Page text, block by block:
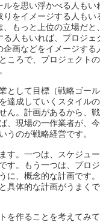
ルを思い浮かべる人も
りをイメージする人もい
、もっと上位の立場だと
る人もいれば、プロジェ
企画などをイメージする
ころで、プロジェクト
として目標（戦略ゴー
達成していくスタイル
ん。計画があるから、
、現場の一作業者が、今
うのが戦略経営です。
す。一つは、スケジュ
す。もう一つは、プロ
に、概念的な計画です
具体的な計画がうまく
を作ることを考えてみ